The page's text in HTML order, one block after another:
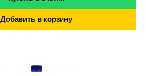
Добавить в корзину